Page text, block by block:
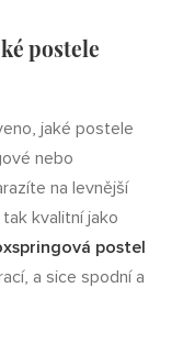
postele
jaké postele
nebo
na levnější
kvalitní jako
postel
a sice spodní a